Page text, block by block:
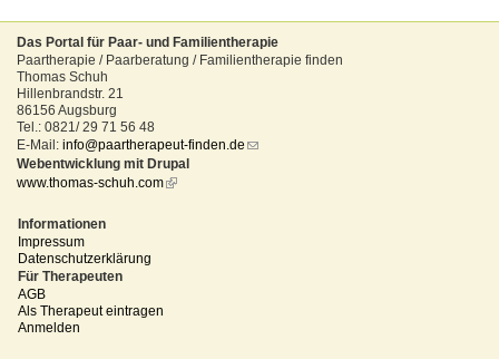
Das Portal für Paar- und Familientherapie
Paartherapie / Paarberatung / Familientherapie finden
Thomas Schuh
Hillenbrandstr. 21
86156 Augsburg
Tel.: 0821/ 29 71 56 48
E-Mail: info@paartherapeut-finden.de (link
Webentwicklung mit Drupal
www.thomas-schuh.com(link
Informationen
Impressum
Datenschutzerklärung
Für Therapeuten
AGB
Als Therapeut eintragen
Anmelden